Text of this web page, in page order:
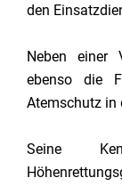
den
Neben einer
ebenso die
Atemschutz in
Seine